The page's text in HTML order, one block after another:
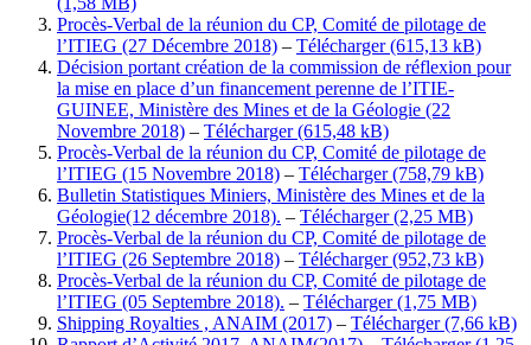
Procès-Verbal de la réunion du CP, Comité de pilotage de
l’ITIEG (27 Décembre 2018) – Télécharger
Décision portant création de la commission de réflexion pour
la mise en place d’un financement perenne de l’ITIE-
GUINEE, Ministère des Mines et de la Géologie (22
Novembre 2018) – Télécharger
Procès-Verbal de la réunion du CP, Comité de pilotage de
l’ITIEG (15 Novembre 2018) – Télécharger
Bulletin Statistiques Miniers, Ministère des Mines et de la
Géologie(12 décembre 2018). – Télécharger
Procès-Verbal de la réunion du CP, Comité de pilotage de
l’ITIEG (26 Septembre 2018) – Télécharger
Procès-Verbal de la réunion du CP, Comité de pilotage de
l’ITIEG (05 Septembre 2018). – Télécharger
Shipping Royalties , ANAIM (2017) – Télécharger